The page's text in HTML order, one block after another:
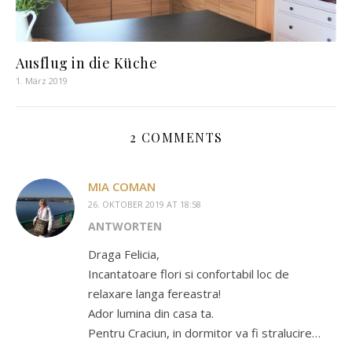
Ausflug in die Küche
1. März 2019
2 COMMENTS
MIA COMAN
26. OKTOBER 2019 AT 18:58
ANTWORTEN
Draga Felicia,
Incantatoare flori si confortabil loc de
relaxare langa fereastra!
Ador lumina din casa ta.
Pentru Craciun, in dormitor va fi stralucire…